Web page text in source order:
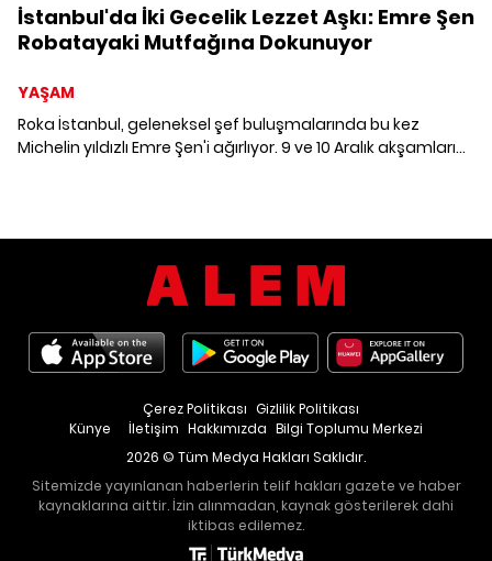
İstanbul'da İki Gecelik Lezzet Aşkı: Emre Şen
Robatayaki Mutfağına Dokunuyor
YAŞAM
Roka İstanbul, geleneksel şef buluşmalarında bu kez
Michelin yıldızlı Emre Şen'i ağırlıyor. 9 ve 10 Aralık akşamları
Künye İletişim Hakkımızda Bilgi Toplumu Merkezi
Çerez Politikası Gizlilik Politikası
2026 © Tüm Medya Hakları Saklıdır.
Sitemizde yayınlanan haberlerin telif hakları gazete ve haber
kaynaklarına aittir. İzin alınmadan, kaynak gösterilerek dahi
iktibas edilemez.